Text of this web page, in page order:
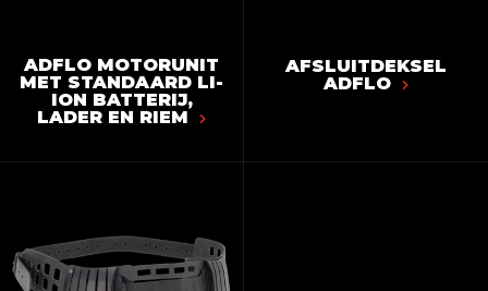
ADFLO MOTORUNIT
MET STANDAARD LI-
ION BATTERIJ,
LADER EN RIEM
AFSLUITDEKSEL
ADFLO